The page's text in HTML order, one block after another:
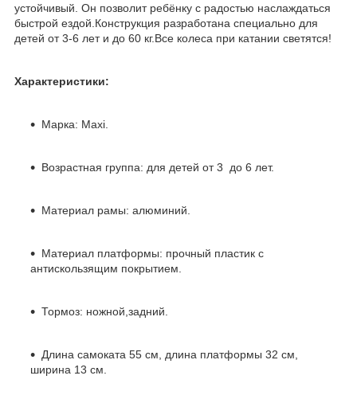
устойчивый. Он позволит ребёнку с радостью наслаждаться
быстрой ездой.Конструкция разработана специально для
детей от 3-6 лет и до 60 кг.Все колеса при катании светятся!
Характеристики:
Марка: Maxi.
Возрастная группа: для детей от 3 до 6 лет.
Материал рамы: алюминий.
Материал платформы: прочный пластик с
антискользящим покрытием.
Тормоз: ножной,задний.
Длина самоката 55 см, длина платформы 32 см,
ширина 13 см.